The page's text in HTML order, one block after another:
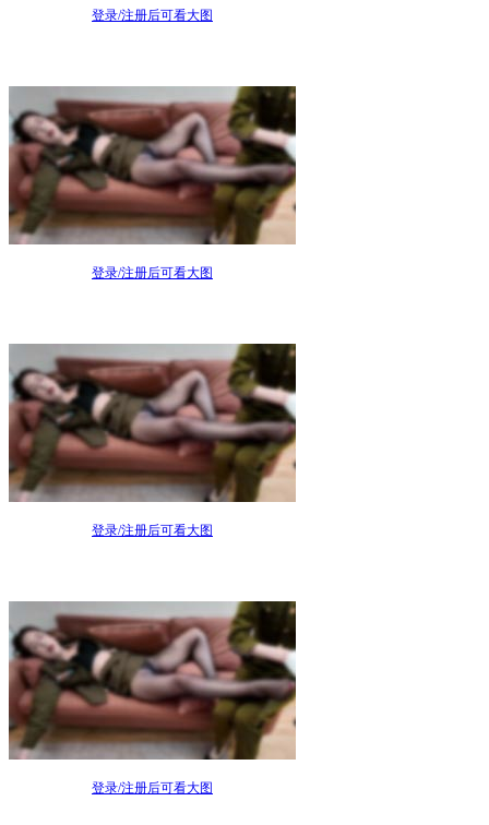
登录/注册后可看大图
登录/注册后可看大图
登录/注册后可看大图
登录/注册后可看大图